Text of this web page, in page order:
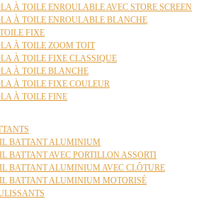
À TOILE ENROULABLE AVEC STORE SCREEN
À TOILE ENROULABLE BLANCHE
FIXE
À TOILE ZOOM TOIT
À TOILE FIXE CLASSIQUE
À TOILE BLANCHE
À TOILE FIXE COULEUR
À TOILE FINE
BATTANT ALUMINIUM
BATTANT AVEC PORTILLON ASSORTI
BATTANT ALUMINIUM AVEC CLÔTURE
BATTANT ALUMINIUM MOTORISÉ